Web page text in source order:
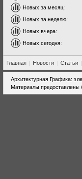
Новых за месяц:
Новых за неделю:
Новых вчера:
Новых сегодня:
Главная | Новости | Статьи |
Архитектурная Графика:
Материалы предоставлены